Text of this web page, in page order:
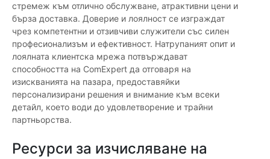
стремеж към отлично обслужване, атрактивни цени и
бърза доставка. Доверие и лоялност се изграждат
чрез компетентни и отзивчиви служители със силен
професионализъм и ефективност. Натрупаният опит и
лоялната клиентска мрежа потвърждават
способността на ComExpert да отговаря на
изискванията на пазара, предоставяйки
персонализирани решения и внимание към всеки
детайл, което води до удовлетворение и трайни
партньорства.
Ресурси за изчисляване на